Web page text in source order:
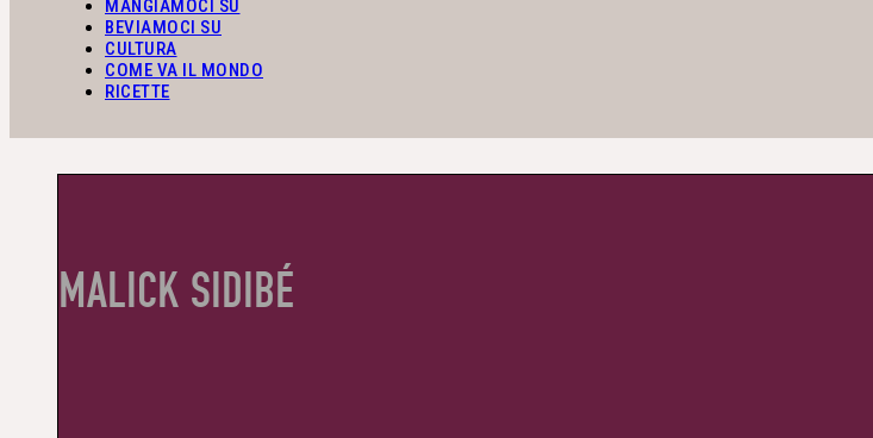
MANGIAMOCI SU
BEVIAMOCI SU
CULTURA
COME VA IL MONDO
RICETTE
MALICK SIDIBÉ